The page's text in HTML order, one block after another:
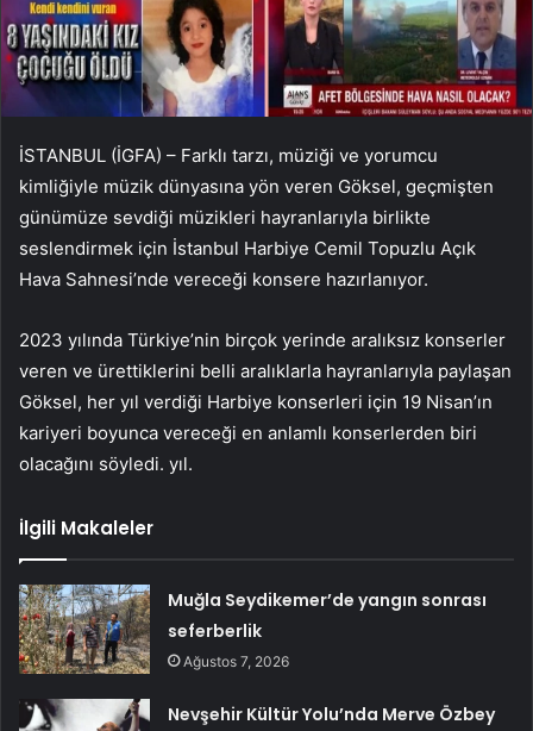
İSTANBUL (İGFA) – Farklı tarzı, müziği ve yorumcu
kimliğiyle müzik dünyasına yön veren Göksel, geçmişten
günümüze sevdiği müzikleri hayranlarıyla birlikte
seslendirmek için İstanbul Harbiye Cemil Topuzlu Açık
Hava Sahnesi’nde vereceği konsere hazırlanıyor.
2023 yılında Türkiye’nin birçok yerinde aralıksız konserler
veren ve ürettiklerini belli aralıklarla hayranlarıyla paylaşan
Göksel, her yıl verdiği Harbiye konserleri için 19 Nisan’ın
kariyeri boyunca vereceği en anlamlı konserlerden biri
olacağını söyledi. yıl.
İlgili Makaleler
Muğla Seydikemer’de yangın sonrası
seferberlik
Ağustos 7, 2026
Nevşehir Kültür Yolu’nda Merve Özbey